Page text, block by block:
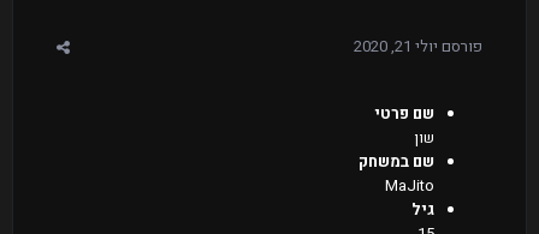
פורסם יולי 21, 2020
שם פרטי
שון
שם במשחק
MaJito
גיל